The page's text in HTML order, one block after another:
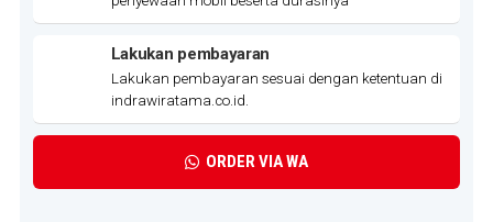
Lakukan pembayaran
Lakukan pembayaran sesuai dengan ketentuan di
indrawiratama.co.id.
ORDER VIA WA